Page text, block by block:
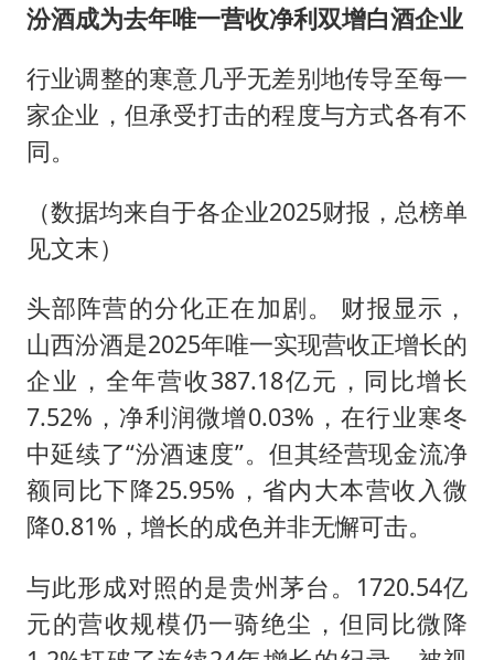
汾酒成为去年唯一营收净利双增白酒企业
行业调整的寒意几乎无差别地传导至每一
家企业，但承受打击的程度与方式各有不
同。
（数据均来自于各企业2025财报，总榜单
见文末）
头部阵营的分化正在加剧。 财报显示，
山西汾酒是2025年唯一实现营收正增长的
企业，全年营收387.18亿元，同比增长
7.52%，净利润微增0.03%，在行业寒冬
中延续了“汾酒速度”。但其经营现金流净
额同比下降25.95%，省内大本营收入微
降0.81%，增长的成色并非无懈可击。
与此形成对照的是贵州茅台。1720.54亿
元的营收规模仍一骑绝尘，但同比微降